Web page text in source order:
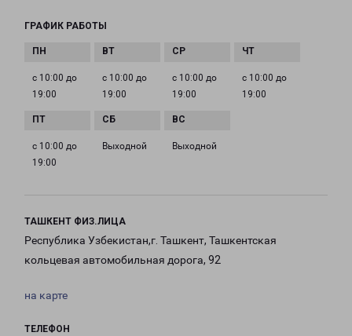
ГРАФИК РАБОТЫ
с 10:00 до
19:00
с 10:00 до
19:00
с 10:00 до
19:00
с 10:00 до
19:00
с 10:00 до
19:00
Выходной Выходной
ТАШКЕНТ ФИЗ.ЛИЦА
Республика Узбекистан,г. Ташкент, Ташкентская
кольцевая автомобильная дорога, 92
на карте
ТЕЛЕФОН